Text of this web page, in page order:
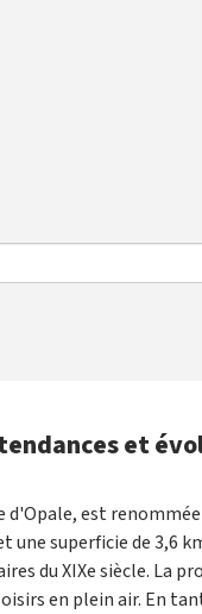
et
est
superficie de 3,6
du XIXe siècle. La
en plein air. En